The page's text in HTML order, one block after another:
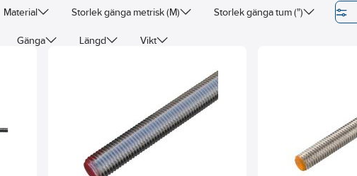
Material Storlek gänga metrisk (M) Storlek gänga tum (")
Gänga Längd Vikt